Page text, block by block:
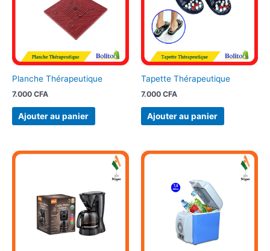
Planche Thérapeutique
7.000 CFA
Ajouter au panier
Tapette Thérapeutique
7.000 CFA
Ajouter au panier